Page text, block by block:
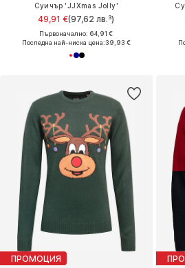
Суичър 'JJXmas Jolly'
49,91 €(97,62 лв.³)
Първоначално: 64,91 €
Последна най-ниска цена:39,93 €
ПРОМОЦИЯ